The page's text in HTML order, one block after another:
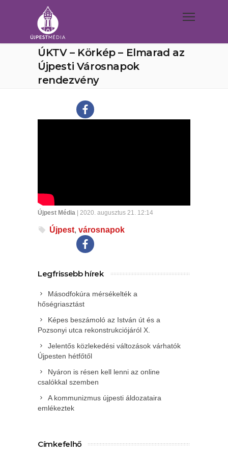
ÚKTV – Körkép – Elmarad az
Újpesti Városnapok
rendezvény
Újpest Média | 2020. augusztus 21. 12:14
Újpest, városnapok
Legfrissebb hírek
Másodfokúra mérsékelték a
hőségriasztást
Képes beszámoló az István út és a
Pozsonyi utca rekonstrukciójáról X.
Jelentős közlekedési változások várhatók
Újpesten hétfőtől
Nyáron is résen kell lenni az online
csalókkal szemben
A kommunizmus újpesti áldozataira
emlékeztek
Címkefelhő